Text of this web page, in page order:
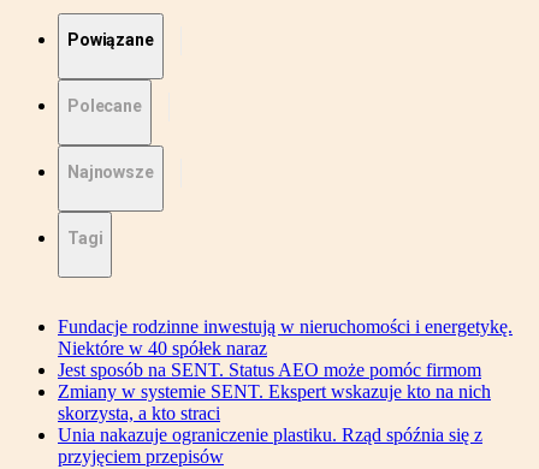
Powiązane
Polecane
Najnowsze
Tagi
Fundacje rodzinne inwestują w nieruchomości i energetykę.
Niektóre w 40 spółek naraz
Jest sposób na SENT. Status AEO może pomóc firmom
Zmiany w systemie SENT. Ekspert wskazuje kto na nich
skorzysta, a kto straci
Unia nakazuje ograniczenie plastiku. Rząd spóźnia się z
przyjęciem przepisów